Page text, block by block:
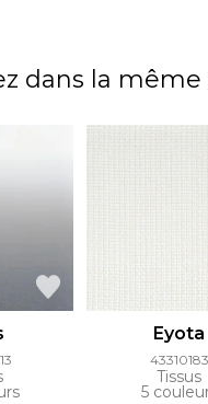
dans la
Eyota
43310183
Tissus
5